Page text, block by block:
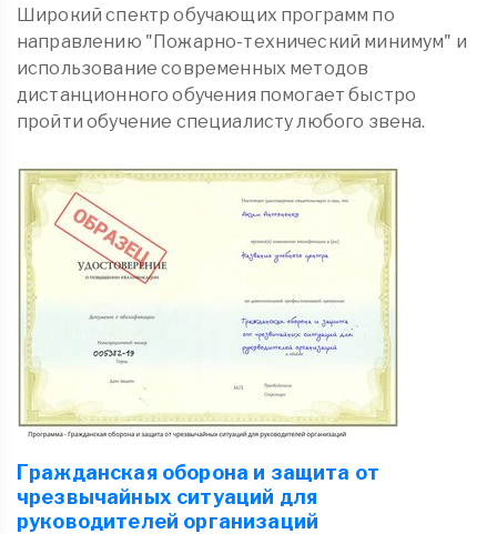
Широкий спектр обучающих программ по
направлению "Пожарно-технический минимум" и
использование современных методов
дистанционного обучения помогает быстро
пройти обучение специалисту любого звена.
Гражданская оборона и защита от
чрезвычайных ситуаций для
руководителей организаций